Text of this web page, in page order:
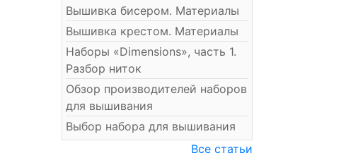
Вышивка бисером. Материалы
Вышивка крестом. Материалы
Наборы «Dimensions», часть 1.
Разбор ниток
Обзор производителей наборов
для вышивания
Выбор набора для вышивания
Все статьи